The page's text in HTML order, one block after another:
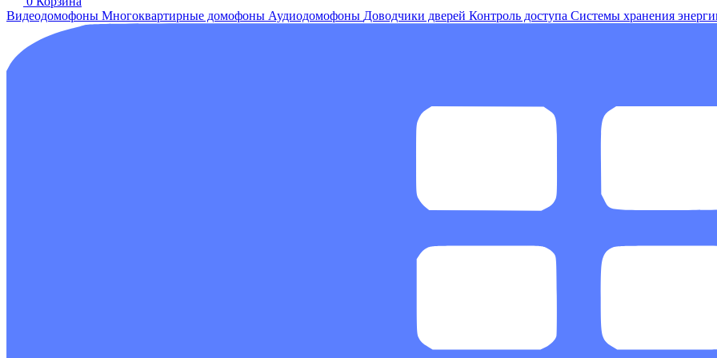
Видеодомофоны Многоквартирные домофоны Аудиодомофоны Доводчики дверей Контроль доступа Системы хранения